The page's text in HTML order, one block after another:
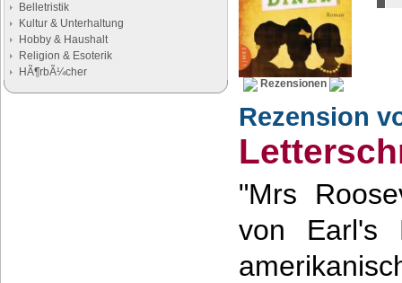
Belletristik
Kultur & Unterhaltung
Hobby & Haushalt
Religion & Esoterik
HÃ¶rbÃ¼cher
Rezensionen
Rezension
"Mrs
von Earl's